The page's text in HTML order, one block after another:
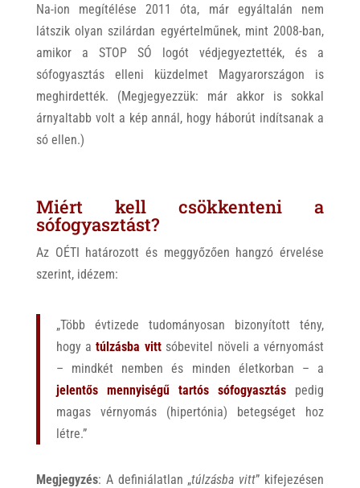
Na-ion megítélése 2011 óta, már egyáltalán nem
látszik olyan szilárdan egyértelműnek, mint 2008-ban,
amikor a STOP SÓ logót védjegyeztették, és a
sófogyasztás elleni küzdelmet Magyarországon is
meghirdették. (Megjegyezzük: már akkor is sokkal
árnyaltabb volt a kép annál, hogy háborút indítsanak a
só ellen.)
Miért kell csökkenteni a
sófogyasztást?
Az OÉTI határozott és meggyőzően hangzó érvelése
szerint, idézem:
„Több évtizede tudományosan bizonyított tény,
hogy atúlzásba vitt sóbevitel növeli a vérnyomást
– mindkét nemben és minden életkorban – a
jelentős mennyiségű tartós sófogyasztás pedig
magas vérnyomás (hipertónia) betegséget hoz
létre.”
Megjegyzés: A definiálatlan „túlzásba vitt” kifejezésen